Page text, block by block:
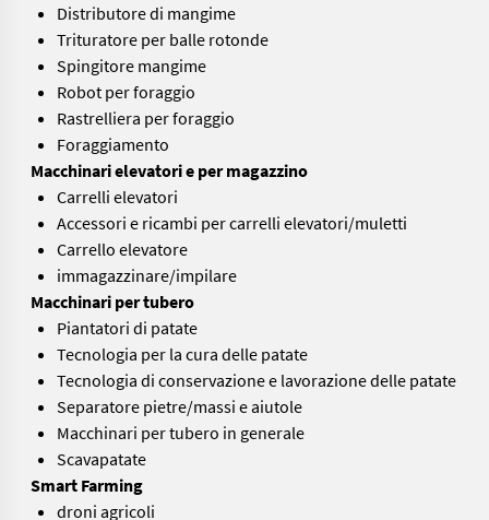
Distributore di mangime
Trituratore per balle rotonde
Spingitore mangime
Robot per foraggio
Rastrelliera per foraggio
Foraggiamento
Macchinari elevatori e per magazzino
Carrelli elevatori
Accessori e ricambi per carrelli elevatori/muletti
Carrello elevatore
immagazzinare/impilare
Macchinari per tubero
Piantatori di patate
Tecnologia per la cura delle patate
Tecnologia di conservazione e lavorazione delle patate
Separatore pietre/massi e aiutole
Macchinari per tubero in generale
Scavapatate
Smart Farming
droni agricoli